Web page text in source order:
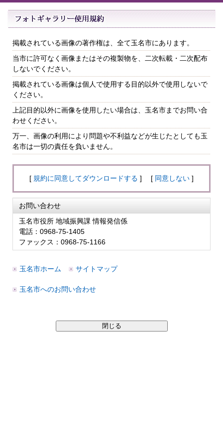
掲載されている画像の著作権は、全て玉名市にあります。
当市に許可なく画像またはその複製物を、二次転載・二次配布
しないでください。
掲載されている画像は個人で使用する目的以外で使用しないで
ください。
上記目的以外に画像を使用したい場合は、玉名市までお問い合
わせください。
万一、画像の利用により問題や不利益などが生じたとしても玉
名市は一切の責任を負いません。
[ 規約に同意してダウンロードする ] [ 同意しない ]
お問い合わせ
玉名市役所 地域振興課 情報発信係
電話：0968-75-1405
ファックス：0968-75-1166
玉名市ホーム サイトマップ
玉名市へのお問い合わせ